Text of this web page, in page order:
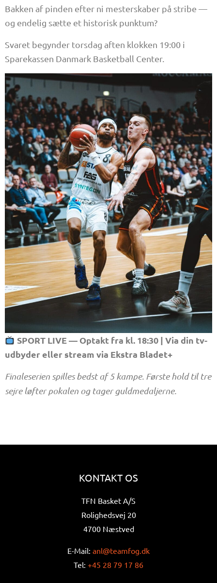
Bakken af pinden efter ni mesterskaber på stribe —
og endelig sætte et historisk punktum?
Svaret begynder torsdag aften klokken 19:00 i
Sparekassen Danmark Basketball Center.
SPORT LIVE — Optakt fra kl. 18:30 | Via din tv-
udbyder eller stream via Ekstra Bladet+
Finaleserien spilles bedst af 5 kampe. Første hold til tre
sejre løfter pokalen og tager guldmedaljerne.
KONTAKT OS
TFN Basket A/S
Rolighedsvej 20
4700 Næstved
E-Mail: anl@teamfog.dk
Tel: +45 28 79 17 86